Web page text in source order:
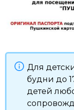
Для
будни до
детей